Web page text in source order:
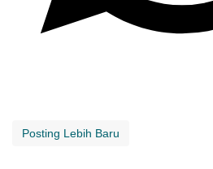
Posting Lebih Baru